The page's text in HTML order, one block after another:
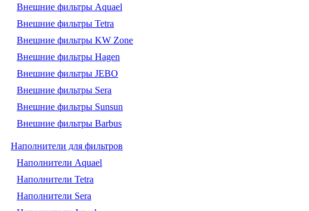
Внешние фильтры Aquael
Внешние фильтры Tetra
Внешние фильтры KW Zone
Внешние фильтры Hagen
Внешние фильтры JEBO
Внешние фильтры Sera
Внешние фильтры Sunsun
Внешние фильтры Barbus
Наполнители для фильтров
Наполнители Aquael
Наполнители Tetra
Наполнители Sera